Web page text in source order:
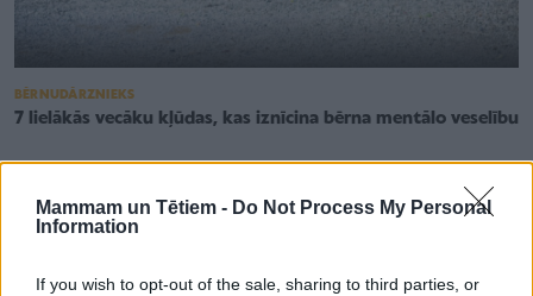
Mammam un Tētiem - Do Not Process My Personal
Information
If you wish to opt-out of the sale, sharing to third parties, or
BĒRNUDĀRZNIEKS
7 lielākās vecāku kļūdas, kas iznīcina bērna mentālo veselību